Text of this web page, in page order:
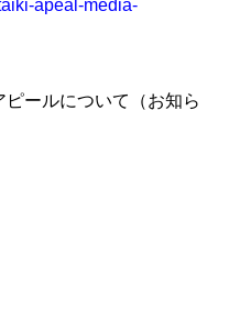
apeal-media-
ールについて（お知ら